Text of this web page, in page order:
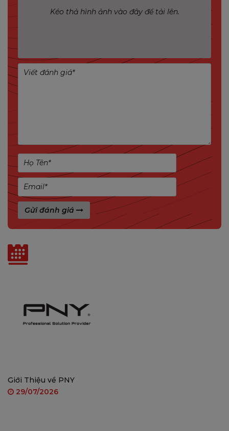
hàng tạp hóa.
Lựa chọn phiên bản phù hợp nhất với bạn
Bullet 3 Pro có 3 tùy chọn độ phân giải camera
khác nhau, giúp bạn dễ dàng chọn phiên bản phù
hợp nhất với nhu cầu sử dụng.
Kéo thả hình ảnh vào đây để tải lên.
Gửi đánh giá
Giới Thiệu về PNY
29/07/2026